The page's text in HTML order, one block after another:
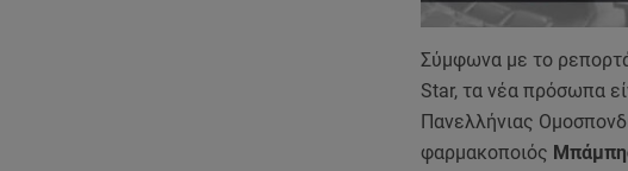
Σύμφωνα με το
Star, τα νέα πρόσωπα
Πανελλήνιας
φαρμακοποιός